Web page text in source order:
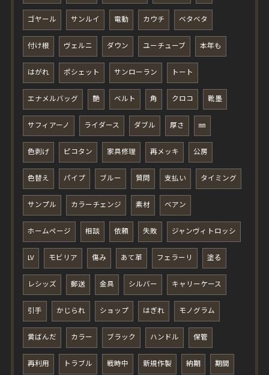
ゴヤール サンルイ 電動 カウチ ベタベタ
付け根 ヴェルニ ダウン ユーチューブ 本年も
はがれ ポシェット サンローラン トート
エナメルバッグ 艶 ベルト 角 クロコ 靴墨
サフィアーノ ライダース ダブル 厚さ ㎜
色剥げ ピコタン 家具修理 再メッキ 公房
色替え パイプ ブルー 質問 支払い タイミング
サンプル カラーチェンジ 素材 ベアン
ホームページ 相談 依頼 失敗 ジャンヴィトロッシ
LV モビリア 傷み あて革 フェラーリ 塗る
レシッズ 郵送 金具 シルバー キャリーケース
引手 かじられ ショップ はぎれ モノグラム
黄ばんだ カラー ブラック ハンドル 保管
再利用 トラブル 戦時中 新規作製 納期 期間